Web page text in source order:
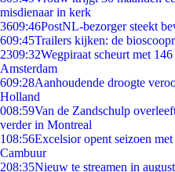
misdienaar in kerk
3609:46PostNL-bezorger steekt
609:45Trailers kijken: de
2309:32Wegpiraat scheurt met
Amsterdam
609:28Aanhoudende droogte
Holland
008:59Van de Zandschulp
verder in Montreal
108:56Excelsior opent seizoen
Cambuur
208:35Nieuw te streamen in